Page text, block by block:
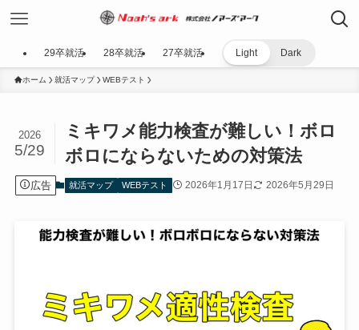
29卒就活 28卒就活 27卒就活 Light Dark
ホーム 就活マップ WEBテスト
ミキワメ能力検査が難しい！ボロ
ボロにならないための対策法
2026
5/29
広告 就活マップ WEBテスト 2026年1月17日 2026年5月29日